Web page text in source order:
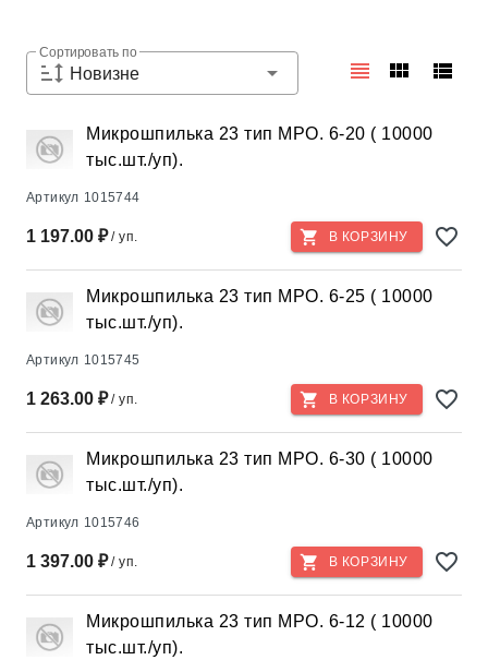
Сортировать по
Новизне
Микрошпилька 23 тип MPO. 6-20 ( 10000
тыс.шт./уп).
Артикул 1015744
1 197.00 ₽/ уп. В КОРЗИНУ
Микрошпилька 23 тип MPO. 6-25 ( 10000
тыс.шт./уп).
Артикул 1015745
1 263.00 ₽/ уп. В КОРЗИНУ
Микрошпилька 23 тип MPO. 6-30 ( 10000
тыс.шт./уп).
Артикул 1015746
1 397.00 ₽/ уп. В КОРЗИНУ
Микрошпилька 23 тип MPO. 6-12 ( 10000
тыс.шт./уп).